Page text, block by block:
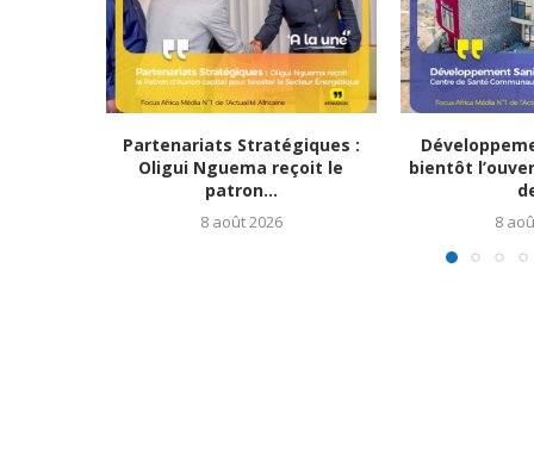
Partenariats Stratégiques :
Oligui Nguema reçoit le
patron...
8 août 2026
bientôt
8